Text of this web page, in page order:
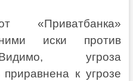
иски против
угроза
к угрозе